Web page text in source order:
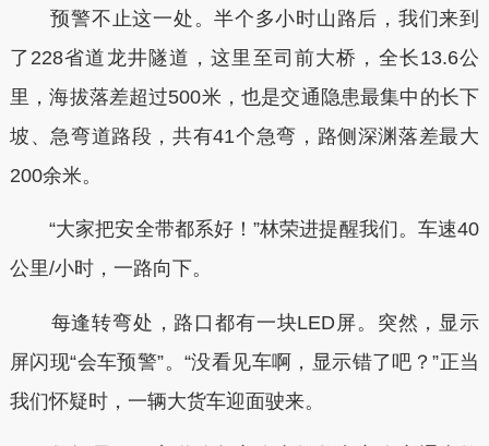
预警不止这一处。半个多小时山路后，我们来到
了228省道龙井隧道，这里至司前大桥，全长13.6公
里，海拔落差超过500米，也是交通隐患最集中的长下
坡、急弯道路段，共有41个急弯，路侧深渊落差最大
200余米。
“大家把安全带都系好！”林荣进提醒我们。车速40
公里/小时，一路向下。
每逢转弯处，路口都有一块LED屏。突然，显示
屏闪现“会车预警”。“没看见车啊，显示错了吧？”正当
我们怀疑时，一辆大货车迎面驶来。